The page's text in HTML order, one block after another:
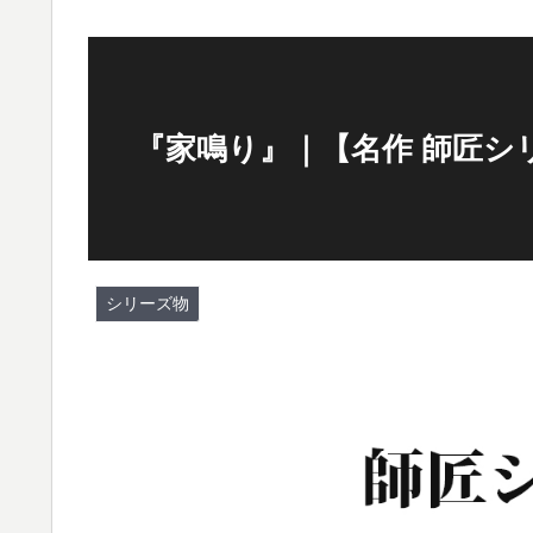
『家鳴り』｜【名作 師匠シ
シリーズ物